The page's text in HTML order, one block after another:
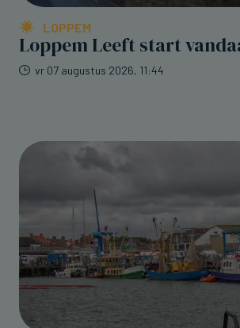
LOPPEM
Loppem Leeft start
vr 07 augustus 2026, 11:44